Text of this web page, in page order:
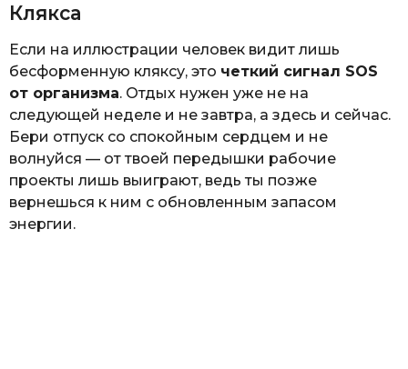
Клякса
Если на иллюстрации человек видит лишь
бесформенную кляксу, это четкий сигнал SOS
от организма. Отдых нужен уже не на
следующей неделе и не завтра, а здесь и сейчас.
Бери отпуск со спокойным сердцем и не
волнуйся — от твоей передышки рабочие
проекты лишь выиграют, ведь ты позже
вернешься к ним с обновленным запасом
энергии.